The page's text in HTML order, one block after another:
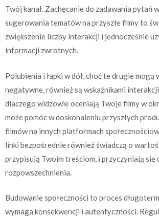
Twój kanał. Zachęcanie do zadawania pytań
sugerowania tematów na przyszłe filmy to
zwiększenie liczby interakcji i jednocześnie
informacji zwrotnych.
Polubienia i łapki w dół, choć te drugie mogą
negatywne, również są wskaźnikami
dlaczego widzowie oceniają Twoje filmy w
może pomóc w doskonaleniu przyszłych
filmów na innych platformach
linki bezpośrednie również świadczą o
przypisują Twoim treściom, i przyczyniają się
rozpowszechnienia.
Budowanie społeczności to proces
wymaga konsekwencji i autentyczności.